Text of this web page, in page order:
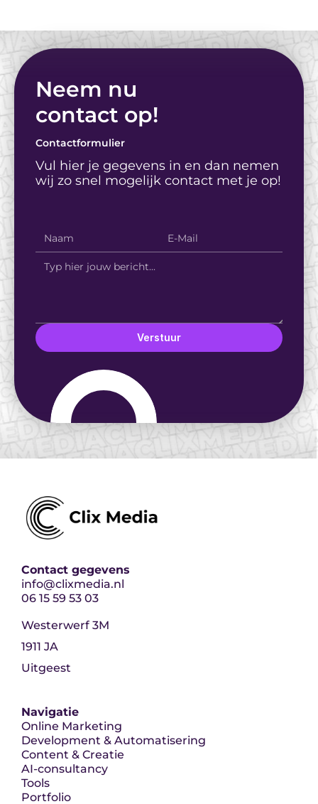
Neem nu
contact op!
Contactformulier
Vul hier je gegevens in en dan nemen
wij zo snel mogelijk contact met je op!
Verstuur
Contact gegevens
info@clixmedia.nl
06 15 59 53 03
Westerwerf 3M
1911 JA
Uitgeest
Navigatie
Online Marketing
Development & Automatisering
Content & Creatie
AI-consultancy
Tools
Portfolio